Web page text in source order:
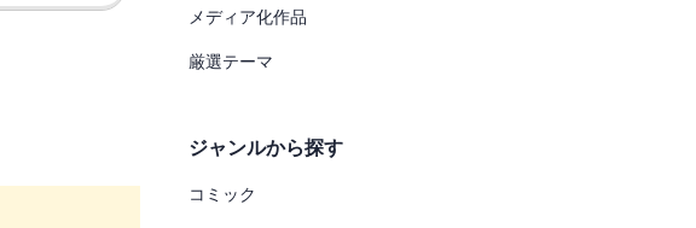
メディア化作品
厳選テーマ
ジャンルから探す
コミック